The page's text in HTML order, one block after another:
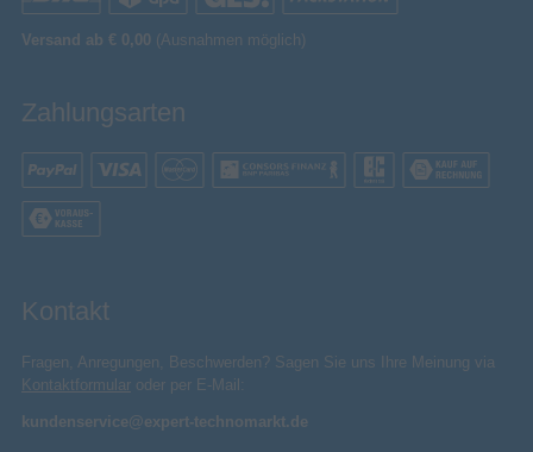
Versand ab € 0,00 (Ausnahmen möglich)
Zahlungsarten
Kontakt
Fragen, Anregungen, Beschwerden? Sagen Sie uns Ihre Meinung via
Kontaktformular oder per E-Mail:
kundenservice@expert-technomarkt.de